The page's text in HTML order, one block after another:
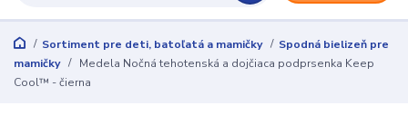
Sortiment pre deti, batoľatá a mamičky
Spodná bielizeň pre
mamičky
Medela Nočná tehotenská a dojčiaca podprsenka Keep
Cool™ - čierna